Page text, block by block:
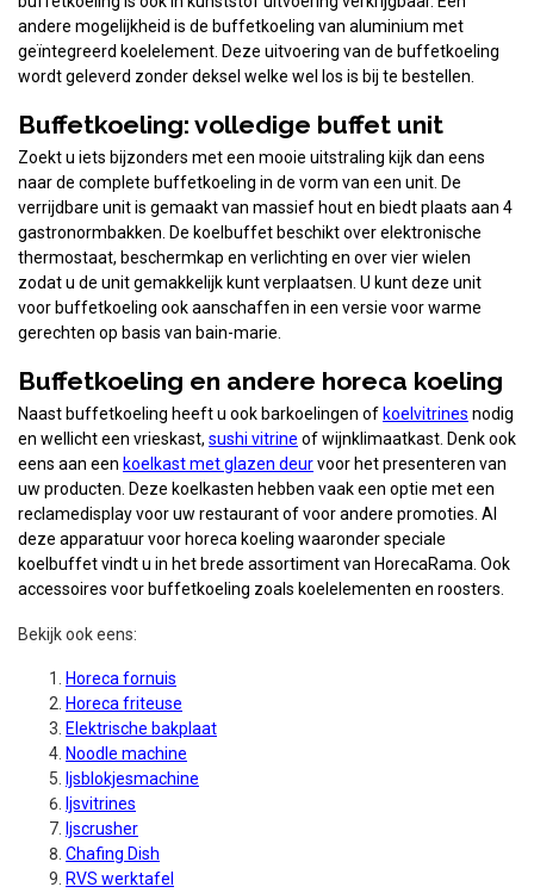
andere mogelijkheid is de buffetkoeling van aluminium met
geïntegreerd koelelement. Deze uitvoering van de buffetkoeling
wordt geleverd zonder deksel welke wel los is bij te bestellen.
Buffetkoeling: volledige buffet unit
Zoekt u iets bijzonders met een mooie uitstraling kijk dan eens
naar de complete buffetkoeling in de vorm van een unit. De
verrijdbare unit is gemaakt van massief hout en biedt plaats aan 4
gastronormbakken. De koelbuffet beschikt over elektronische
thermostaat, beschermkap en verlichting en over vier wielen
zodat u de unit gemakkelijk kunt verplaatsen. U kunt deze unit
voor buffetkoeling ook aanschaffen in een versie voor warme
gerechten op basis van bain-marie.
Buffetkoeling en andere horeca koeling
Naast buffetkoeling heeft u ook barkoelingen of koelvitrines nodig
en wellicht een vrieskast, sushi vitrine of wijnklimaatkast. Denk ook
eens aan een koelkast met glazen deurvoor het presenteren van
uw producten. Deze koelkasten hebben vaak een optie met een
reclamedisplay voor uw restaurant of voor andere promoties. Al
deze apparatuur voor horeca koeling waaronder speciale
koelbuffet vindt u in het brede assortiment van HorecaRama. Ook
accessoires voor buffetkoeling zoals koelelementen en roosters.
Bekijk ook eens:
Horeca fornuis
Horeca friteuse
Elektrische bakplaat
Noodle machine
Ijsblokjesmachine
Ijsvitrines
Ijscrusher
Chafing Dish
RVS werktafel